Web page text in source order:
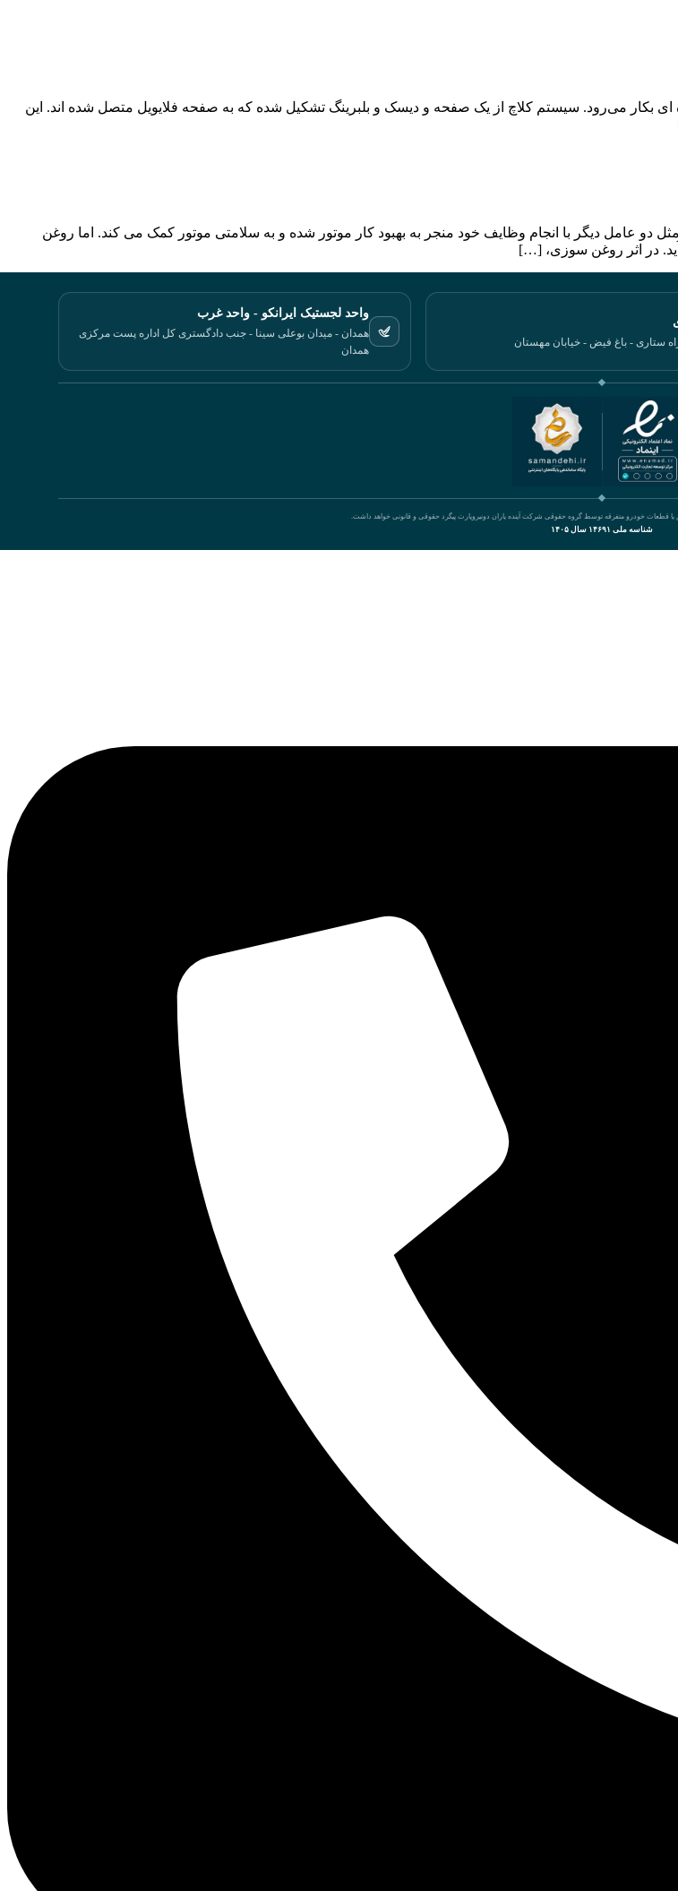
کلاچ یکی از مهم ترین سیستم های مورد استفاده در خودروست که غالبا در خودرو های دنده ای بکار می‌رود. سیستم‭ ‬کلاچ‭ ‬از‭ ‬یک‭ ‬صفحه‭ ‬و‭ ‬دیسک‭ ‬و‭ ‬بلبرینگ‭ ‬تشکیل‭ ‬شده‭ ‬که‭ ‬به‭ ‬صفحه‭ ‬فلایویل‭ ‬متصل‭ ‬شده‭ ‬اند‭.‬ این
ستاری - باغ فیض - خیابان مهستان
واحد لجستیک ایرانکو - واحد غرب
همدان - میدان بوعلی سینا - جنب دادگستری کل اداره پست مرکزی
همدان
یا قطعات خودرو متفرقه توسط گروه حقوقی شرکت آینده یاران دونیروپارت پیگرد حقوقی و قانونی خواهد داشت.
شناسه ملی ۱۴۶۹۱ سال ۱۴۰۵